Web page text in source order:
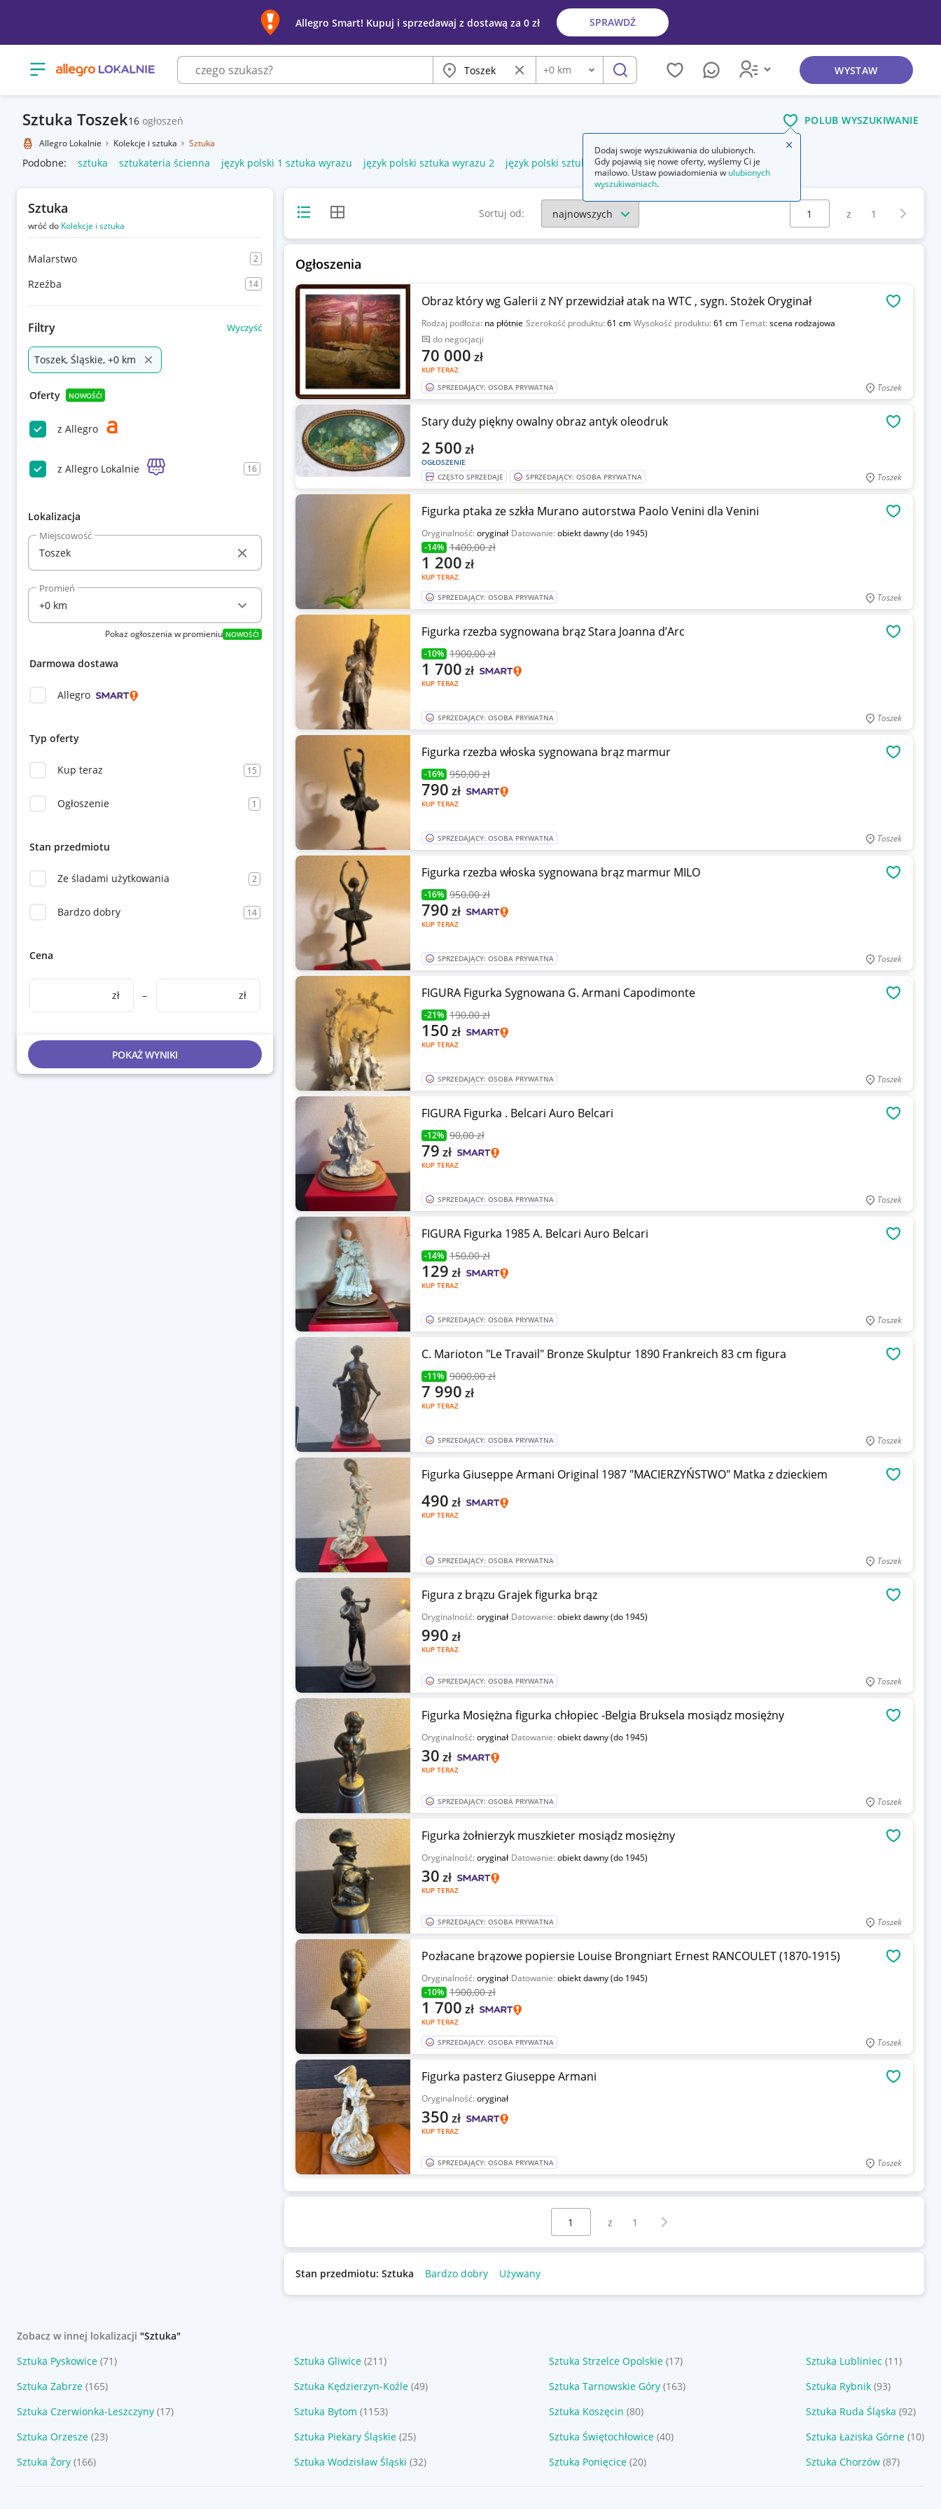
Allegro Smart! Kupuj i sprzedawaj z dostawą za 0 zł SPRAWDŹ
Otwórz menu z kategoriami Miasto Wyczyść frazę
Odległość
+0 km szukaj WYSTAW
Sztuka Toszek16 ogłoszeń POLUB WYSZUKIWANIE
Allegro Lokalnie Kolekcje i sztuka Sztuka
Podobne: sztuka sztukateria ścienna język polski 1 sztuka wyrazu język polski sztuka wyrazu 2 język polski sztuka wyrazu 1 część 2
Sztuka
wróć do Kolekcje i sztuka
Malarstwo 2
Rzeźba 14
Filtry Wyczyść
Toszek, Śląskie, +0 km
Oferty NOWOŚĆ!
z Allegro
z Allegro Lokalnie 16
Lokalizacja
Miejscowość
Promień
Pokaż ogłoszenia w promieniu NOWOŚĆ!
Darmowa dostawa
Allegro
Typ oferty
Kup teraz 15
Ogłoszenie 1
Stan przedmiotu
Ze śladami użytkowania 2
Bardzo dobry 14
Cena
zł – zł
POKAŻ WYNIKI
Widok listyWidok siatki Sortuj od:
Wybierz stronę:
z 1
Ogłoszenia
Obraz który wg Galerii z NY przewidział atak na WTC , sygn. Stożek Oryginał
Rodzaj podłoża: na płótnie Szerokość produktu:61 cm Wysokość produktu:61 cm Temat:scena rodzajowa
do negocjacji
KUP TERAZ
70 000 zł
SPRZEDAJĄCY: OSOBA PRYWATNA Toszek
Stary duży piękny owalny obraz antyk oleodruk
OGŁOSZENIE
2 500 zł
CZĘSTO SPRZEDAJE SPRZEDAJĄCY: OSOBA PRYWATNA Toszek
Figurka ptaka ze szkła Murano autorstwa Paolo Venini dla Venini
Oryginalność:oryginał Datowanie:obiekt dawny (do 1945)
-14% 1400,00 zł
KUP TERAZ
1 200 zł
SPRZEDAJĄCY: OSOBA PRYWATNA Toszek
Figurka rzezba sygnowana brąz Stara Joanna d’Arc
-10% 1900,00 zł
KUP TERAZ
1 700 zł
SPRZEDAJĄCY: OSOBA PRYWATNA Toszek
Figurka rzezba włoska sygnowana brąz marmur
-16% 950,00 zł
KUP TERAZ
790 zł
SPRZEDAJĄCY: OSOBA PRYWATNA Toszek
Figurka rzezba włoska sygnowana brąz marmur MILO
-16% 950,00 zł
KUP TERAZ
790 zł
SPRZEDAJĄCY: OSOBA PRYWATNA Toszek
FIGURA Figurka Sygnowana G. Armani Capodimonte
-21% 190,00 zł
KUP TERAZ
150 zł
SPRZEDAJĄCY: OSOBA PRYWATNA Toszek
FIGURA Figurka . Belcari Auro Belcari
-12% 90,00 zł
KUP TERAZ
79 zł
SPRZEDAJĄCY: OSOBA PRYWATNA Toszek
FIGURA Figurka 1985 A. Belcari Auro Belcari
-14% 150,00 zł
KUP TERAZ
129 zł
SPRZEDAJĄCY: OSOBA PRYWATNA Toszek
C. Marioton "Le Travail" Bronze Skulptur 1890 Frankreich 83 cm figura
-11% 9000,00 zł
KUP TERAZ
7 990 zł
SPRZEDAJĄCY: OSOBA PRYWATNA Toszek
Figurka Giuseppe Armani Original 1987 "MACIERZYŃSTWO" Matka z dzieckiem
KUP TERAZ
490 zł
SPRZEDAJĄCY: OSOBA PRYWATNA Toszek
Figura z brązu Grajek figurka brąz
Oryginalność:oryginał Datowanie:obiekt dawny (do 1945)
KUP TERAZ
990 zł
SPRZEDAJĄCY: OSOBA PRYWATNA Toszek
Figurka Mosiężna figurka chłopiec -Belgia Bruksela mosiądz mosiężny
Oryginalność:oryginał Datowanie:obiekt dawny (do 1945)
KUP TERAZ
30 zł
SPRZEDAJĄCY: OSOBA PRYWATNA Toszek
Figurka żołnierzyk muszkieter mosiądz mosiężny
Oryginalność:oryginał Datowanie:obiekt dawny (do 1945)
KUP TERAZ
30 zł
SPRZEDAJĄCY: OSOBA PRYWATNA Toszek
Pozłacane brązowe popiersie Louise Brongniart Ernest RANCOULET (1870-1915)
Oryginalność:oryginał Datowanie:obiekt dawny (do 1945)
-10% 1900,00 zł
KUP TERAZ
1 700 zł
SPRZEDAJĄCY: OSOBA PRYWATNA Toszek
Figurka pasterz Giuseppe Armani
Oryginalność:oryginał
KUP TERAZ
350 zł
SPRZEDAJĄCY: OSOBA PRYWATNA Toszek
Wybierz stronę:
z 1 Następna strona
Stan przedmiotu: Sztuka Bardzo dobry Używany
Zobacz w innej lokalizacji "Sztuka"
Sztuka Pyskowice (71) Sztuka Gliwice (211) Sztuka Strzelce Opolskie (17) Sztuka Lubliniec (11)
Sztuka Zabrze (165) Sztuka Kędzierzyn-Koźle (49) Sztuka Tarnowskie Góry (163) Sztuka Rybnik (93)
Sztuka Czerwionka-Leszczyny (17) Sztuka Bytom (1153) Sztuka Koszęcin (80) Sztuka Ruda Śląska (92)
Sztuka Orzesze (23) Sztuka Piekary Śląskie (25) Sztuka Świętochłowice (40) Sztuka Łaziska Górne (10)
Sztuka Żory (166) Sztuka Wodzisław Śląski (32) Sztuka Ponięcice (20) Sztuka Chorzów (87)
Dodaj swoje wyszukiwania do ulubionych.
Gdy pojawią się nowe oferty, wyślemy Ci je
mailowo. Ustaw powiadomienia w ulubionych
wyszukiwaniach.
Zamknij wskazówkę